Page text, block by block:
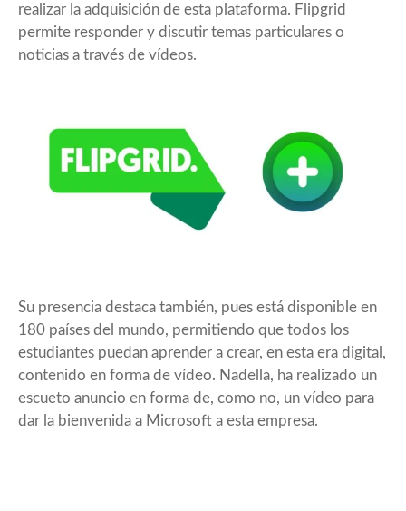
realizar la adquisición de esta plataforma. Flipgrid
permite responder y discutir temas particulares o
noticias a través de vídeos.
Su presencia destaca también, pues está disponible en
180 países del mundo, permitiendo que todos los
estudiantes puedan aprender a crear, en esta era digital,
contenido en forma de vídeo. Nadella, ha realizado un
escueto anuncio en forma de, como no, un vídeo para
dar la bienvenida a Microsoft a esta empresa.